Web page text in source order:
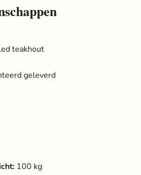
teakhout
geleverd
100 kg